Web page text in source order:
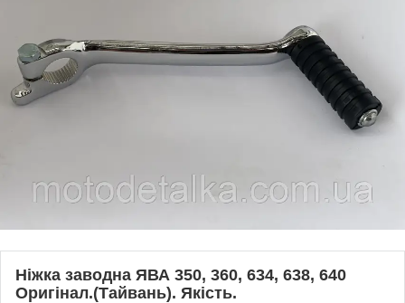
Ніжка заводна ЯВА 350, 360, 634, 638, 640
Оригінал.(Тайвань). Якість.